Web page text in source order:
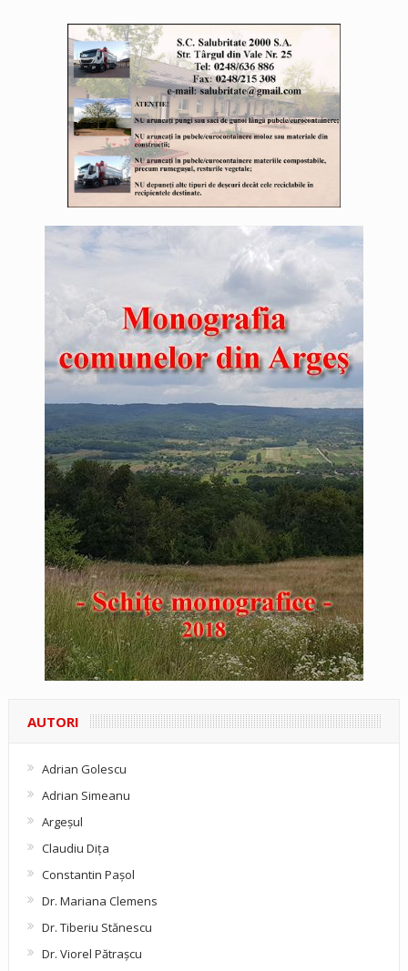
AUTORI
Adrian Golescu
Adrian Simeanu
Argeşul
Claudiu Diţa
Constantin Pașol
Dr. Mariana Clemens
Dr. Tiberiu Stănescu
Dr. Viorel Pătraşcu